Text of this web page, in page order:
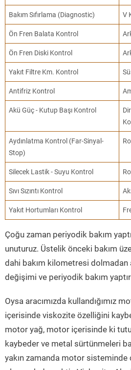
Bakım Sıfırlama (Diagnostic) V
Ön Fren Balata Kontrol
Ön Fren Diski Kontrol
Yakıt Filtre Km. Kontrol
Antifriz Kontrol
Akü Güç - Kutup Başı Kontrol
Aydınlatma Kontrol (Far-Sinyal-
Stop)
Silecek Lastik - Suyu Kontrol
Sıvı Sızıntı Kontrol
Yakıt Hortumları Kontrol
Çoğu zaman periyodik bakım
unuturuz. Üstelik önceki bakım
dahi bakım kilometresi dolmadan
değişimi ve periyodik bakım
Oysa aracımızda kullandığımız
içerisinde viskozite özelliğini
motor yağ, motor içerisinde ki
kaybeder ve metal sürtünmeleri
yakın zamanda motor